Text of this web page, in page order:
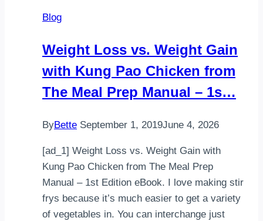
Blog
Weight Loss vs. Weight Gain
with Kung Pao Chicken from
The Meal Prep Manual – 1s…
ByBette September 1, 2019June 4, 2026
[ad_1] Weight Loss vs. Weight Gain with
Kung Pao Chicken from The Meal Prep
Manual – 1st Edition eBook. I love making stir
frys because it’s much easier to get a variety
of vegetables in. You can interchange just